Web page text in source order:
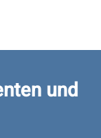
und